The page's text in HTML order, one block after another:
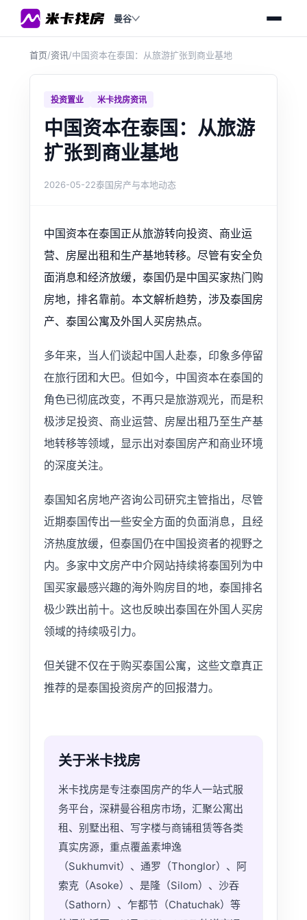
曼谷
首页/资讯/中国资本在泰国：从旅游扩张到商业基地
投资置业 米卡找房资讯
中国资本在泰国：从旅游
扩张到商业基地
2026-05-22泰国房产与本地动态
中国资本在泰国正从旅游转向投资、商业运
营、房屋出租和生产基地转移。尽管有安全负
面消息和经济放缓，泰国仍是中国买家热门购
房地，排名靠前。本文解析趋势，涉及泰国房
产、泰国公寓及外国人买房热点。
多年来，当人们谈起中国人赴泰，印象多停留
在旅行团和大巴。但如今，中国资本在泰国的
角色已彻底改变，不再只是旅游观光，而是积
极涉足投资、商业运营、房屋出租乃至生产基
地转移等领域，显示出对泰国房产和商业环境
的深度关注。
泰国知名房地产咨询公司研究主管指出，尽管
近期泰国传出一些安全方面的负面消息，且经
济热度放缓，但泰国仍在中国投资者的视野之
内。多家中文房产中介网站持续将泰国列为中
国买家最感兴趣的海外购房目的地，泰国排名
极少跌出前十。这也反映出泰国在外国人买房
领域的持续吸引力。
但关键不仅在于购买泰国公寓，这些文章真正
推荐的是泰国投资房产的回报潜力。
关于米卡找房
米卡找房是专注泰国房产的华人一站式服
务平台，深耕曼谷租房市场，汇聚公寓出
租、别墅出租、写字楼与商铺租赁等各类
真实房源，重点覆盖素坤逸
（Sukhumvit）、通罗（Thonglor）、阿
索克（Asoke）、是隆（Silom）、沙吞
（Sathorn）、乍都节（Chatuchak）等